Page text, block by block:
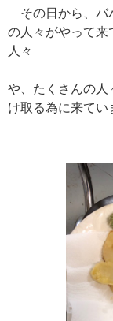
その日から、バ
の人々がやって来
人々
や、たくさんの人
け取る為に来てい